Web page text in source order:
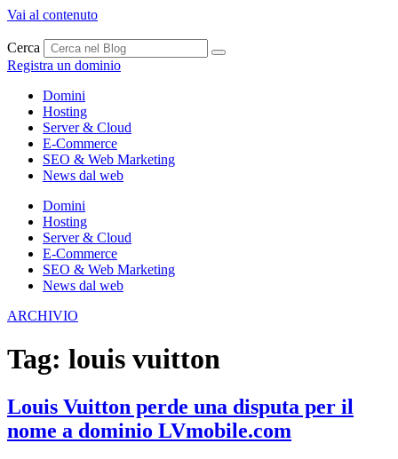
Vai al contenuto
Cerca
Registra un dominio
Domini
Hosting
Server & Cloud
E-Commerce
SEO & Web Marketing
News dal web
Domini
Hosting
Server & Cloud
E-Commerce
SEO & Web Marketing
News dal web
ARCHIVIO
Tag: louis vuitton
Louis Vuitton perde una disputa per il
nome a dominio LVmobile.com